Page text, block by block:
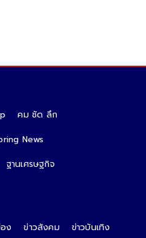
คม ชัด ลึก
News
ฐานเศรษฐกิจ
ง ข่าวสังคม
ข่าวบันเทิง